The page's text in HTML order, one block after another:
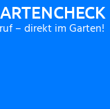
– direkt im Garten!